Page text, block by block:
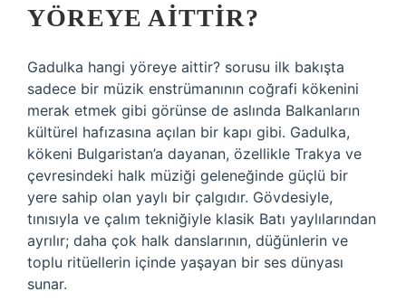
YÖREYE AITTIR?
Gadulka hangi yöreye aittir? sorusu ilk bakışta
sadece bir müzik enstrümanının coğrafi kökenini
merak etmek gibi görünse de aslında Balkanların
kültürel hafızasına açılan bir kapı gibi. Gadulka,
kökeni Bulgaristan’a dayanan, özellikle Trakya ve
çevresindeki halk müziği geleneğinde güçlü bir
yere sahip olan yaylı bir çalgıdır. Gövdesiyle,
tınısıyla ve çalım tekniğiyle klasik Batı yaylılarından
ayrılır; daha çok halk danslarının, düğünlerin ve
toplu ritüellerin içinde yaşayan bir ses dünyası
sunar.